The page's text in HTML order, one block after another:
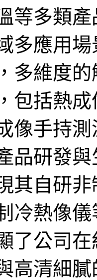
等多類
多應用
多維度
包括熱
像手持
品研發
其自研
冷熱像
了公司
高清細